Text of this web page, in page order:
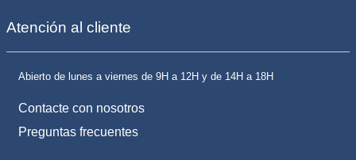
Atención al cliente
Abierto de lunes a viernes de 9H a 12H y de 14H a 18H
Contacte con nosotros
Preguntas frecuentes